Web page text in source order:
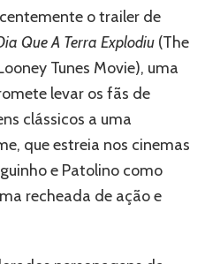
o trailer de
Que A Terra Explodiu (The
Tunes Movie), uma
levar os fãs de
clássicos a uma
que estreia nos cinemas
e Patolino como
recheada de ação e